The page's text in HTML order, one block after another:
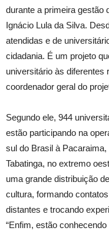
durante a primeira gestão
Ignácio Lula da Silva.
atendidas e de
cidadania. É um projeto
universitário às diferentes
coordenador geral do
Segundo ele, 944
estão participando na
sul do Brasil à
Tabatinga, no extremo
uma grande distribuição
cultura, formando
distantes e trocando
“Enfim, estão